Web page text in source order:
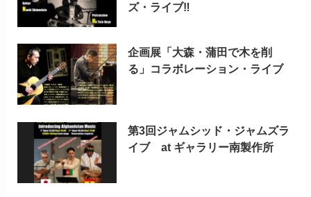
ズ・ライブ‼
企画展「大森・蒲田で木を削
る」コラボレーション・ライブ
第3回ジャムシッド・ジャムズラ
イブ at ギャラリー南製作所